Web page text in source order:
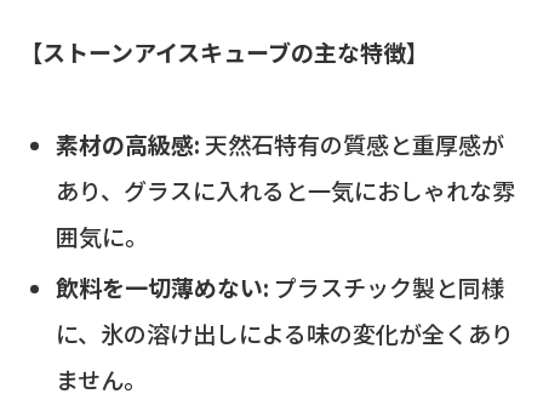
【ストーンアイスキューブの主な特徴】
素材の高級感:天然石特有の質感と重厚感が
あり、グラスに入れると一気におしゃれな雰
囲気に。
飲料を一切薄めない: プラスチック製と同様
に、氷の溶け出しによる味の変化が全くあり
ません。